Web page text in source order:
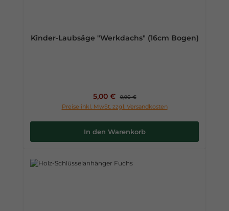
Kinder-Laubsäge "Werkdachs" (16cm Bogen)
Verkaufspreis:
5,00 € Regulärer Preis:
9,90 €
Preise inkl. MwSt. zzgl. Versandkosten
In den Warenkorb